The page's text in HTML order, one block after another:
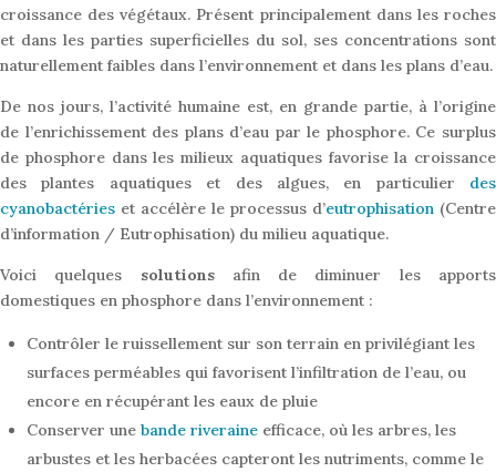
croissance des végétaux. Présent principalement dans les roches
et dans les parties superficielles du sol, ses concentrations sont
naturellement faibles dans l’environnement et dans les plans d’eau.
De nos jours, l’activité humaine est, en grande partie, à l’origine
de l’enrichissement des plans d’eau par le phosphore. Ce surplus
de phosphore dans les milieux aquatiques favorise la croissance
des plantes aquatiques et des algues, en particulier des
cyanobactéries et accélère le processus d’eutrophisation (Centre
d’information / Eutrophisation) du milieu aquatique.
Voici quelques solutionsafin de diminuer les apports
domestiques en phosphore dans l’environnement :
Contrôler le ruissellement sur son terrain en privilégiant les
surfaces perméables qui favorisent l’infiltration de l’eau, ou
encore en récupérant les eaux de pluie
Conserver une bande riveraine efficace, où les arbres, les
arbustes et les herbacées capteront les nutriments, comme le